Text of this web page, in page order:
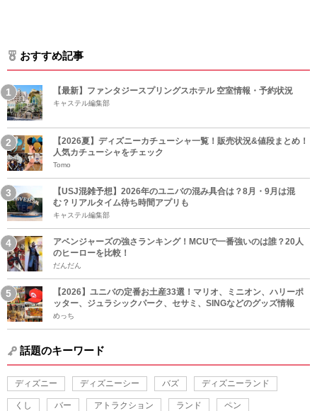
おすすめ記事
【最新】ファンタジースプリングスホテル 空室情報・予約状況
キャステル編集部
【2026夏】ディズニーカチューシャ一覧！販売状況&値段まとめ！
人気カチューシャをチェック
Tomo
【USJ混雑予想】2026年のユニバの混み具合は？8月・9月は混
む？リアルタイム待ち時間アプリも
キャステル編集部
アベンジャーズの強さランキング！MCUで一番強いのは誰？20人
のヒーローを比較！
だんだん
【2026】ユニバの定番お土産33選！マリオ、ミニオン、ハリーポ
ッター、ジュラシックパーク、セサミ、SINGなどのグッズ情報
めっち
話題のキーワード
ディズニー ディズニーシー バズ ディズニーランド
くし バー アトラクション ランド ペン